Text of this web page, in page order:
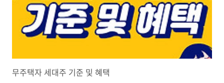
무주택자 세대주 기준 및 혜택